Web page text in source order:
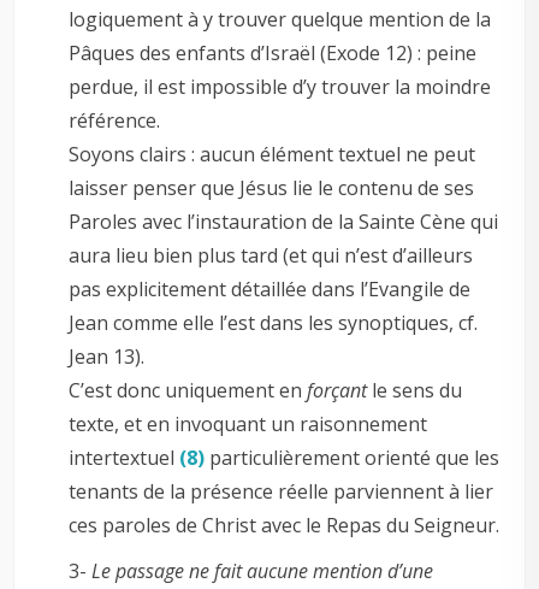
logiquement à y trouver quelque mention de la
Pâques des enfants d’Israël (Exode 12) : peine
perdue, il est impossible d’y trouver la moindre
référence.
Soyons clairs : aucun élément textuel ne peut
laisser penser que Jésus lie le contenu de ses
Paroles avec l’instauration de la Sainte Cène qui
aura lieu bien plus tard (et qui n’est d’ailleurs
pas explicitement détaillée dans l’Evangile de
Jean comme elle l’est dans les synoptiques, cf.
Jean 13).
C’est donc uniquement enforçantle sens du
texte, et en invoquant un raisonnement
intertextuel (8) particulièrement orienté que les
tenants de la présence réelle parviennent à lier
ces paroles de Christ avec le Repas du Seigneur.
3-Le passage ne fait aucune mention d’une